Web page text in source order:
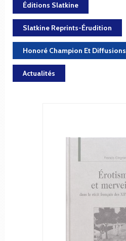
Éditions Slatkine
Slatkine Reprints-Érudition
Honoré Champion Et Diffusions
Actualités